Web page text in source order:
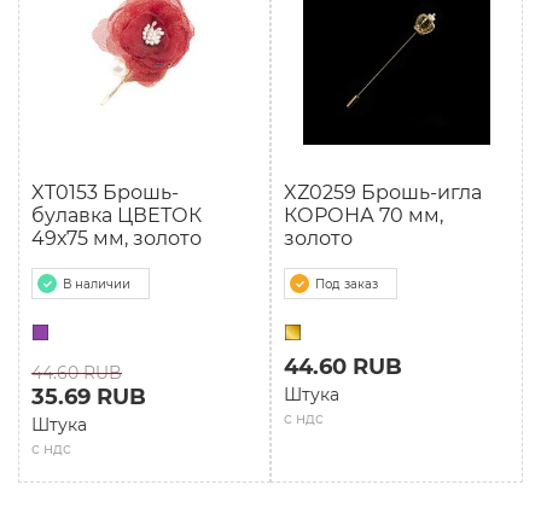
XT0153 Брошь-
булавка ЦВЕТОК
49х75 мм, золото
В наличии
44.60 RUB
с ндс
35.69 RUB
Штука
XZ0259 Брошь-игла
КОРОНА 70 мм,
золото
Под заказ
с ндс
44.60 RUB
Штука